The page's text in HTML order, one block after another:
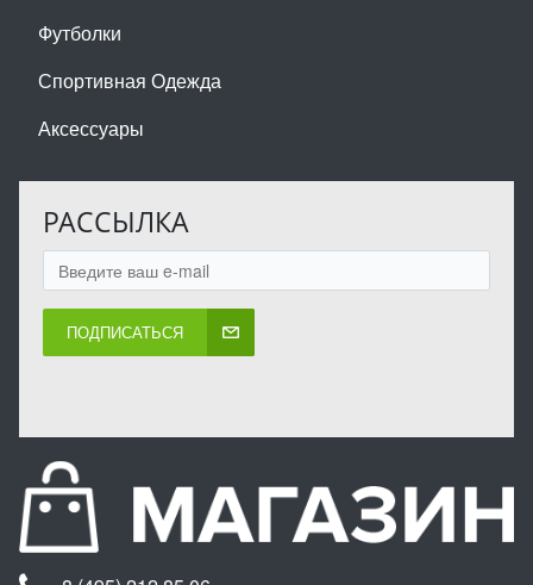
Футболки
Спортивная Одежда
Аксессуары
РАССЫЛКА
ПОДПИСАТЬСЯ